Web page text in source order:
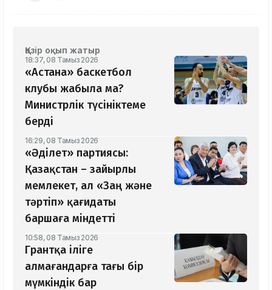
Қазір оқып жатыр
18:37, 08 Тамыз 2026
«Астана» баскетбол
клубы жабыла ма?
Министрлік түсініктеме
берді
16:29, 08 Тамыз 2026
«Әділет» партиясы:
Қазақстан – зайырлы
мемлекет, ал «Заң және
тәртіп» қағидаты
баршаға міндетті
10:58, 08 Тамыз 2026
Грантқа іліге
алмағандарға тағы бір
мүмкіндік бар